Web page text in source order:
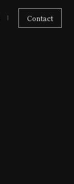
Contact